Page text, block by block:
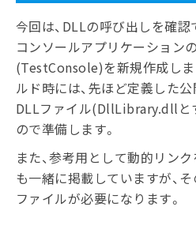
今回は、DLLの呼び出しを確認
コンソールアプリケーション
(TestConsole)を新規作成し
ルド時には、先ほど定義した
DLLファイル(DllLibrary.dllと
ので準備します。
また、参考用として動的リン
も一緒に掲載していますが、
ファイルが必要になります。